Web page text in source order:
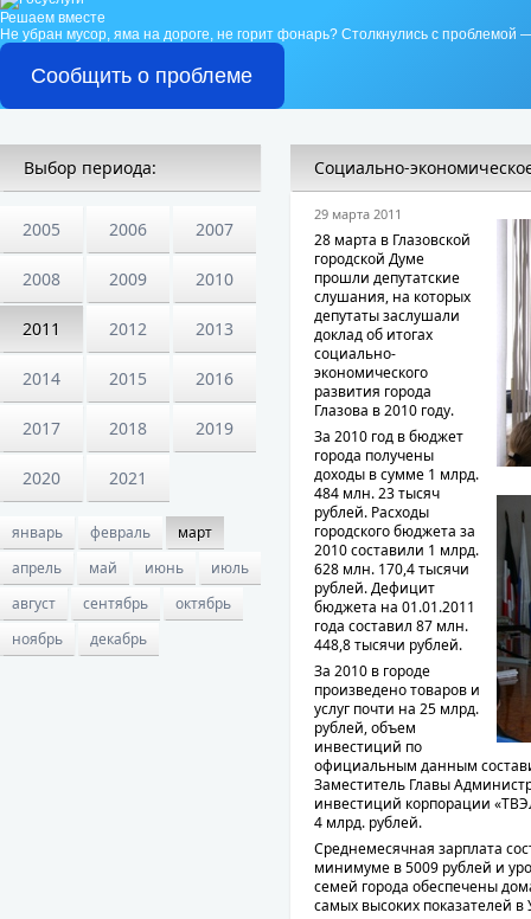
Решаем вместе
Не убран мусор, яма на дороге, не горит фонарь? Столкнулись с проблемой
Сообщить о проблеме
Выбор периода:
2005 2006 2007
2008 2009 2010
2011 2012 2013
2014 2015 2016
2017 2018 2019
2020 2021
январь февраль
март
апрель
май июнь
июль
август
сентябрь
октябрь
ноябрь
декабрь
Социально-
29 марта 2011
28 марта в Глазовской
городской Думе
прошли депутатские
слушания, на которых
депутаты заслушали
доклад об итогах
социально-
экономического
развития города
Глазова в 2010 году.
За 2010 год в бюджет
города получены
доходы в сумме 1 млрд.
484 млн. 23 тысяч
рублей. Расходы
городского бюджета за
2010 составили 1 млрд.
628 млн. 170,4 тысячи
рублей. Дефицит
бюджета на 01.01.2011
года составил 87 млн.
448,8 тысячи рублей.
За 2010 в городе
произведено товаров и
услуг почти на 25 млрд.
рублей, объем
инвестиций по
официальным данным
Заместитель Главы
инвестиций корпорации
4 млрд. рублей.
Среднемесячная зарплата
минимуме в 5009 рублей и
семей города обеспечены
самых высоких показателей в